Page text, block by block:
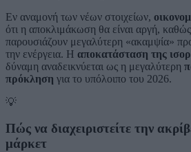
Εν αναμονή των νέων στοιχείων,
ότι η αποκλιμάκωση θα είναι αργή, καθώς
παρουσιάζουν μεγαλύτερη «ακαμψία»
την ενέργεια. Η αποκατάσταση της
δύναμη αναδεικνύεται ως η μεγαλύτερη
πρόκληση για το υπόλοιπο του 2026.
💡
Πώς να διαχειριστείτε την
μάρκετ